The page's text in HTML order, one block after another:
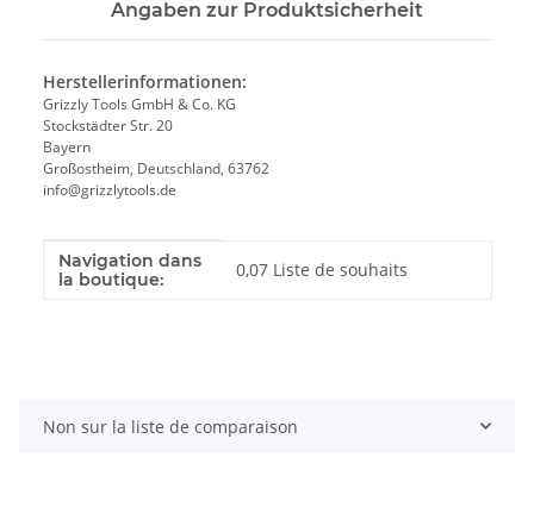
Angaben zur Produktsicherheit
Herstellerinformationen:
Grizzly Tools GmbH & Co. KG
Stockstädter Str. 20
Bayern
Großostheim, Deutschland, 63762
info@grizzlytools.de
Valeur
Fabricant
Navigation dans
la boutique:
0,07 Liste de souhaits
Non sur la liste de comparaison